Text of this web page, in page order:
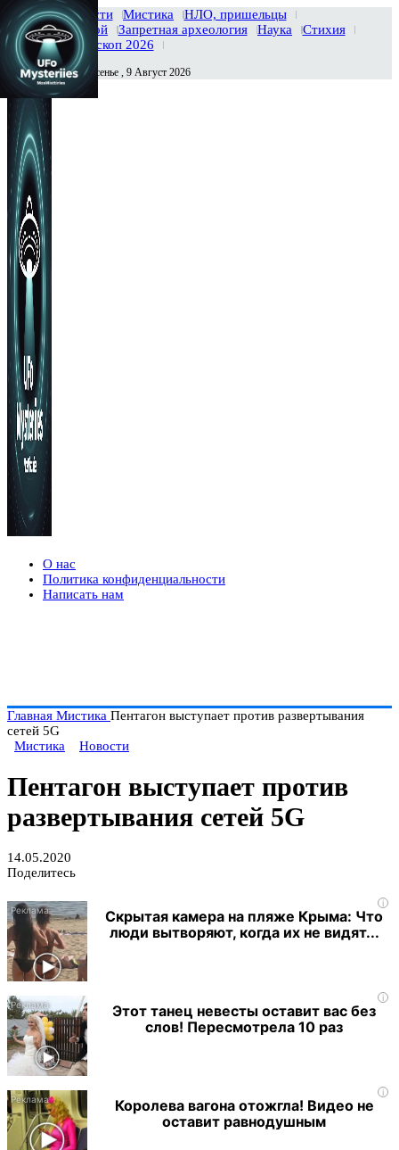
Главная Новости Мистика
НЛО, пришельцы
Тайны вселенной
Запретная археология Наука
Стихия
История
Гороскоп 2026
Сегодня Воскресенье , 9 Август 2026
О нас
Политика конфиденциальности
Написать нам
Главная Мистика Пентагон выступает против развертывания
сетей 5G
Мистика
Новости
Пентагон выступает против
развертывания сетей 5G
14.05.2020
Поделитесь
i
Скрытая камера на пляже Крыма: Что
люди вытворяют, когда их не видят...
i
Этот танец невесты оставит вас без
слов! Пересмотрела 10 раз
i
Королева вагона отожгла! Видео не
оставит равнодушным